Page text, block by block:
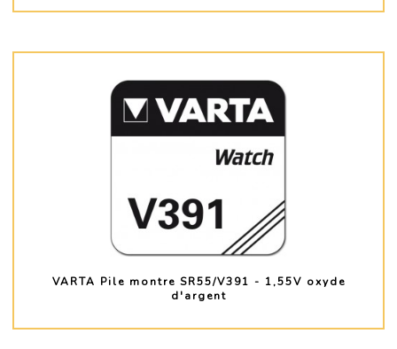
VARTA Pile montre SR55/V391 - 1,55V oxyde
d'argent